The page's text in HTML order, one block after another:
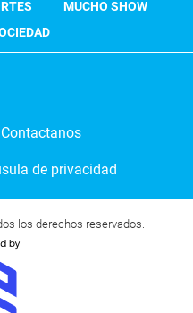
MUCHO SHOW
Contactanos
de privacidad
los derechos reservados.